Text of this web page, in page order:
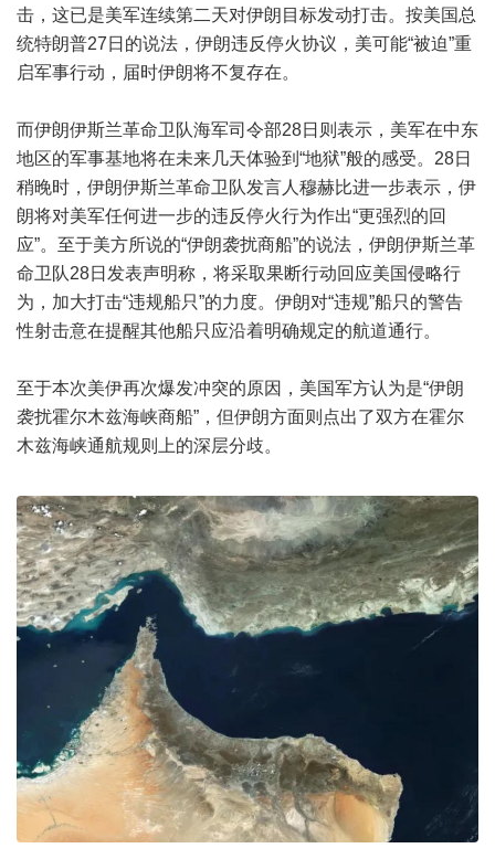
击，这已是美军连续第二天对伊朗目标发动打击。按美国总
统特朗普27日的说法，伊朗违反停火协议，美可能“被迫”重
启军事行动，届时伊朗将不复存在。
而伊朗伊斯兰革命卫队海军司令部28日则表示，美军在中东
地区的军事基地将在未来几天体验到“地狱”般的感受。28日
稍晚时，伊朗伊斯兰革命卫队发言人穆赫比进一步表示，伊
朗将对美军任何进一步的违反停火行为作出“更强烈的回
应”。至于美方所说的“伊朗袭扰商船”的说法，伊朗伊斯兰革
命卫队28日发表声明称，将采取果断行动回应美国侵略行
为，加大打击“违规船只”的力度。伊朗对“违规”船只的警告
性射击意在提醒其他船只应沿着明确规定的航道通行。
至于本次美伊再次爆发冲突的原因，美国军方认为是“伊朗
袭扰霍尔木兹海峡商船”，但伊朗方面则点出了双方在霍尔
木兹海峡通航规则上的深层分歧。